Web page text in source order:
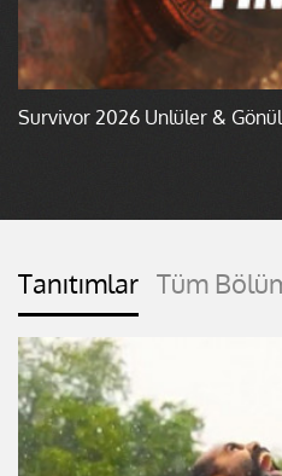
Survivor 2026 Ünlüler &
Tanıtımlar Tüm